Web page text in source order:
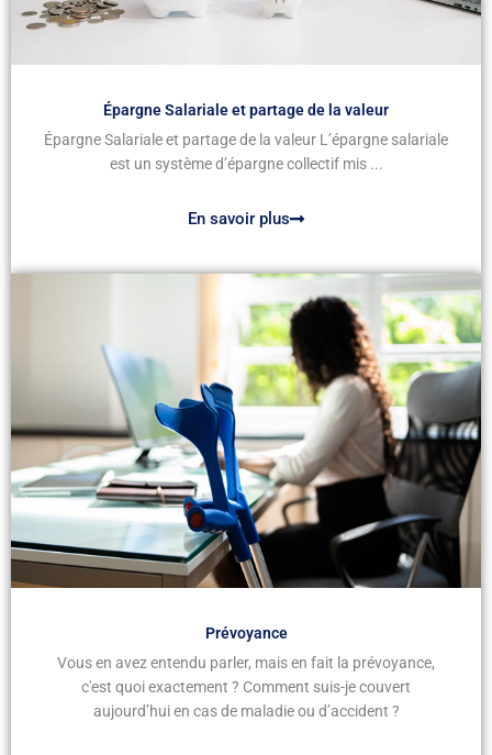
Épargne Salariale et partage de la valeur
Épargne Salariale et partage de la valeur L’épargne salariale
est un système d’épargne collectif mis ...
En savoir plus
Prévoyance
Vous en avez entendu parler, mais en fait la prévoyance,
c'est quoi exactement ? Comment suis-je couvert
aujourd’hui en cas de maladie ou d’accident ?